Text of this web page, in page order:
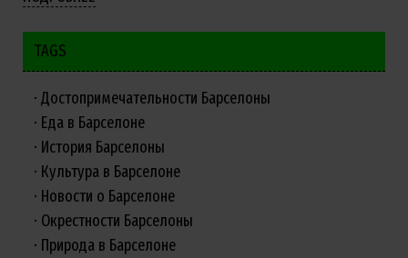
TAGS
Достопримечательности Барселоны
Еда в Барселоне
История Барселоны
Культура в Барселоне
Новости о Барселоне
Окрестности Барселоны
Природа в Барселоне